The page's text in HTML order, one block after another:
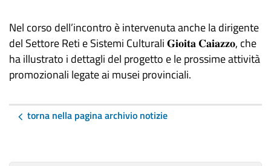
Nel corso dell’incontro è intervenuta anche la dirigente
del Settore Reti e Sistemi Culturali 𝐆𝐢𝐨𝐢𝐭𝐚 𝐂𝐚𝐢𝐚𝐳𝐳𝐨, che
ha illustrato i dettagli del progetto e le prossime attività
promozionali legate ai musei provinciali.
torna nella pagina archivio notizie